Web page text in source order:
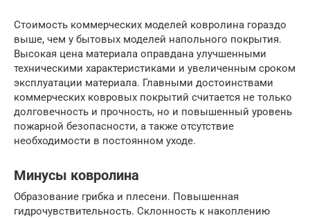
Стоимость коммерческих моделей ковролина гораздо
выше, чем у бытовых моделей напольного покрытия.
Высокая цена материала оправдана улучшенными
техническими характеристиками и увеличенным сроком
эксплуатации материала. Главными достоинствами
коммерческих ковровых покрытий считается не только
долговечность и прочность, но и повышенный уровень
пожарной безопасности, а также отсутствие
необходимости в постоянном уходе.
Минусы ковролина
Образование грибка и плесени. Повышенная
гидрочувствительность. Склонность к накоплению